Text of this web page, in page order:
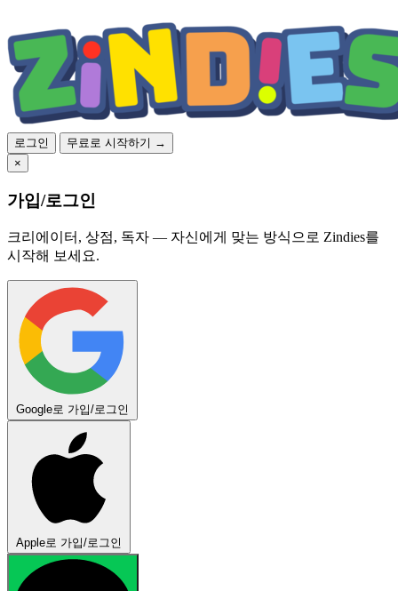
로그인
무료로 시작하기 →
×
가입/로그인
크리에이터, 상점, 독자 — 자신에게 맞는 방식으로 Zindies를
시작해 보세요.
Google로 가입/로그인
Apple로 가입/로그인